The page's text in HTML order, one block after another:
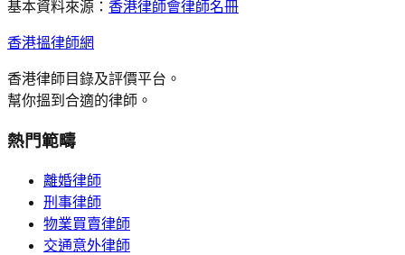
基本資料來源： 香港律師會律師名冊
香港搵律師網
香港律師目錄及評價平台。
幫你搵到合適的律師。
熱門範疇
離婚律師
刑事律師
物業買賣律師
交通意外律師